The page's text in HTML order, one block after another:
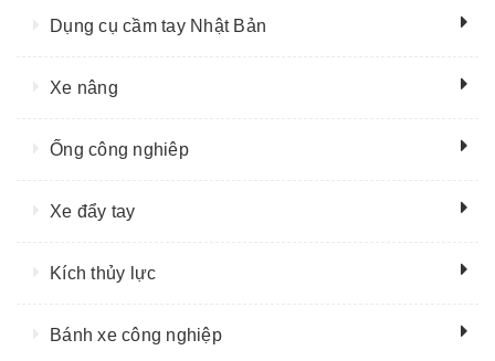
Dụng cụ cầm tay Nhật Bản
Xe nâng
Ống công nghiêp
Xe đẩy tay
Kích thủy lực
Bánh xe công nghiệp